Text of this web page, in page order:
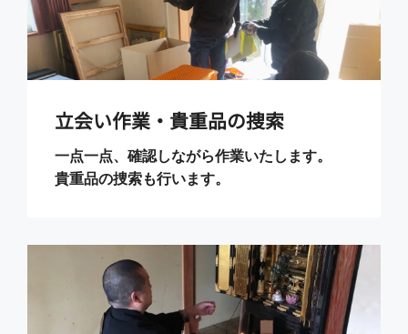
立会い作業・貴重品の捜索
一点一点、確認しながら作業いたします。
貴重品の捜索も行います。